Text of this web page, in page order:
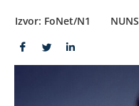
Izvor: FoNet/N1 NUNS